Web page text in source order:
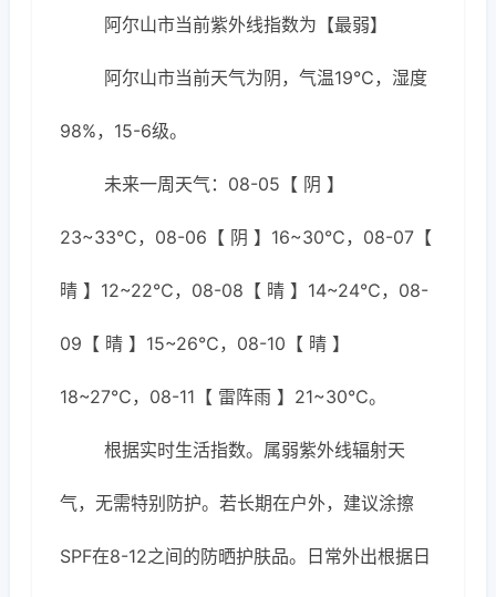
阿尔山市当前紫外线指数为【最弱】
阿尔山市当前天气为阴，气温19℃，湿度
98%，15-6级。
未来一周天气：08-05【 阴 】
23~33℃，08-06【 阴 】16~30℃，08-07【
晴 】12~22℃，08-08【 晴 】14~24℃，08-
09【 晴 】15~26℃，08-10【 晴 】
18~27℃，08-11【 雷阵雨 】21~30℃。
根据实时生活指数。属弱紫外线辐射天
气，无需特别防护。若长期在户外，建议涂擦
SPF在8-12之间的防晒护肤品。日常外出根据日